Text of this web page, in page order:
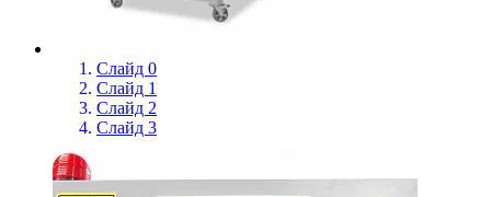
Слайд 0
Слайд 1
Слайд 2
Слайд 3